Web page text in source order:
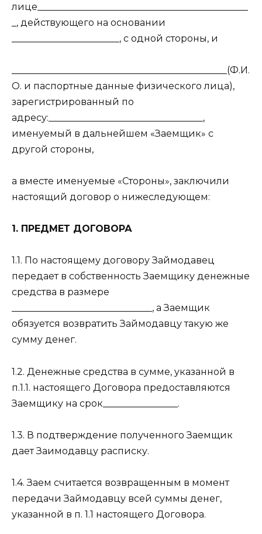
лице_____________________________________________
_, действующего на основании
_______________________, с одной стороны, и
______________________________________________(Ф.И.
О. и паспортные данные физического лица),
зарегистрированный по
адресу:_________________________________,
именуемый в дальнейшем «Заемщик» с
другой стороны,
а вместе именуемые «Стороны», заключили
настоящий договор о нижеследующем:
1. ПРЕДМЕТ ДОГОВОРА
1.1. По настоящему договору Займодавец
передает в собственность Заемщику денежные
средства в размере
______________________________, а Заемщик
обязуется возвратить Займодавцу такую же
сумму денег.
1.2. Денежные средства в сумме, указанной в
п.1.1. настоящего Договора предоставляются
Заемщику на срок________________.
1.3. В подтверждение полученного Заемщик
дает Заимодавцу расписку.
1.4. Заем считается возвращенным в момент
передачи Займодавцу всей суммы денег,
указанной в п. 1.1 настоящего Договора.